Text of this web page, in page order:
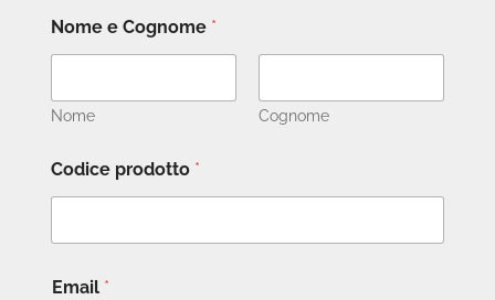
Nome e Cognome *
Nome Cognome
Codice prodotto *
Email *